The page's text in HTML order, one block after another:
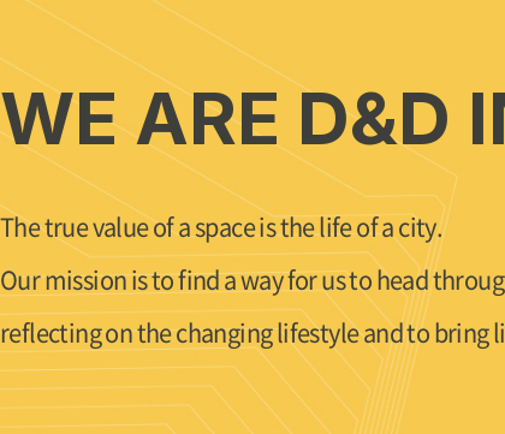
WE ARE D&D
The true value of a space is the life of a city.
Our mission is to find a way for us to head
reflecting on the changing lifestyle and to bring